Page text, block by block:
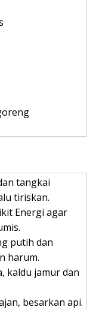
tangkai
tiriskan.
Energi agar
putih dan
harum.
kaldu jamur dan
besarkan api.